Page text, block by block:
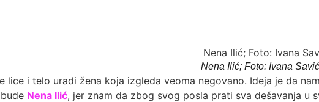
Nena Ilić; Foto: Ivana Savić
lice i telo uradi žena koja izgleda veoma negovano. Ideja je da
Nena Ilić, jer znam da zbog svog posla prati sva dešavanja u